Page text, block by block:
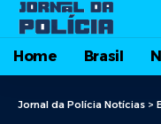
Home Brasil
Jornal da Polícia Notícias >